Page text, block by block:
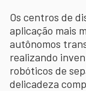
Os centros de
aplicação mais
autônomos
realizando
robóticos de
delicadeza